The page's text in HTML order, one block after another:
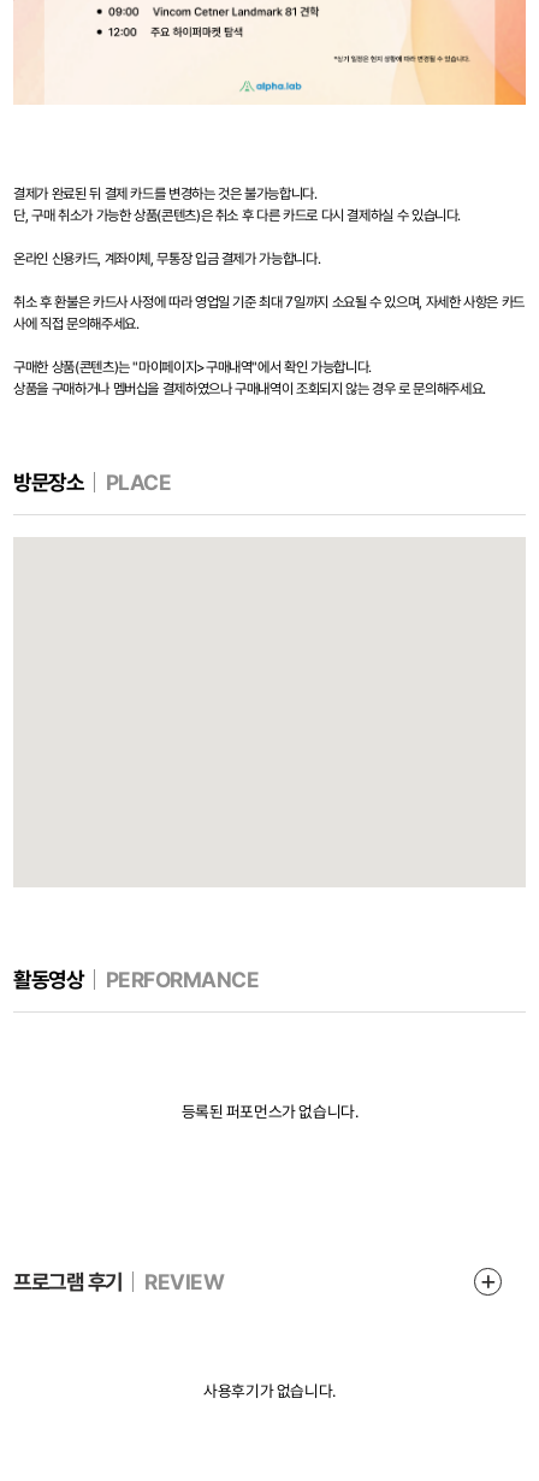
결제가 완료된 뒤 결제 카드를 변경하는 것은 불가능합니다.
단, 구매 취소가 가능한 상품(콘텐츠)은 취소 후 다른 카드로 다시 결제하실 수 있습니다.
온라인 신용카드, 계좌이체, 무통장 입금 결제가 가능합니다.
취소 후 환불은 카드사 사정에 따라 영업일 기준 최대 7일까지 소요될 수 있으며, 자세한 사항은 카드
사에 직접 문의해주세요.
구매한 상품(콘텐츠)는 "마이페이지>구매내역"에서 확인 가능합니다.
상품을 구매하거나 멤버십을 결제하였으나 구매내역이 조회되지 않는 경우 로 문의해주세요.
방문장소 PLACE
활동영상 PERFORMANCE
등록된 퍼포먼스가 없습니다.
프로그램 후기 REVIEW
사용후기가 없습니다.
인생장사학교 사이트 개편 오픈 안내
인생장사학교 사이트 개편 오픈 안내